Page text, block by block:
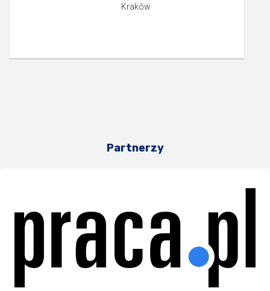
Kraków
Partnerzy